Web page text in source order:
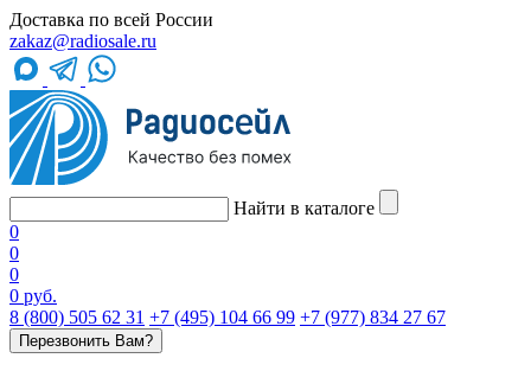
Доставка по всей России
zakaz@radiosale.ru
Найти в каталоге
0
0
0
0 руб.
8 (800) 505 62 31 +7 (495) 104 66 99 +7 (977) 834 27 67
Перезвонить Вам?